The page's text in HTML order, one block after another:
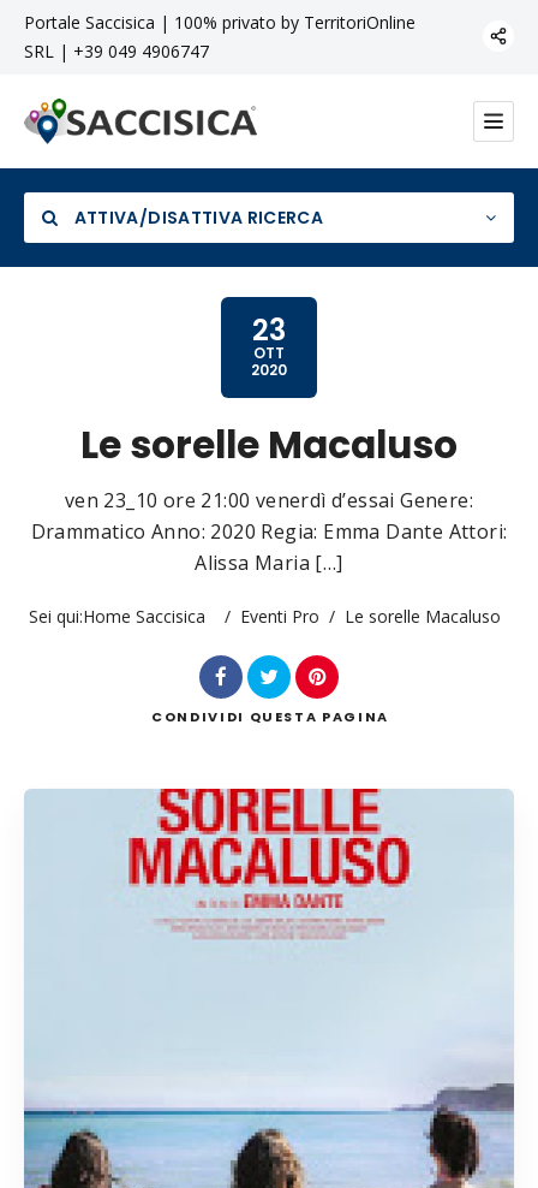
Portale Saccisica | 100% privato by TerritoriOnline
SRL | +39 049 4906747
ATTIVA/DISATTIVA RICERCA
Cerca
23
OTT
2020
Le sorelle Macaluso
ven 23_10 ore 21:00 venerdì d’essai Genere:
Drammatico Anno: 2020 Regia: Emma Dante Attori:
Alissa Maria […]
Sei qui:Home Saccisica / Eventi Pro / Le sorelle Macaluso
CONDIVIDI QUESTA PAGINA